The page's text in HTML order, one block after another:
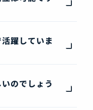
躍していま
のでしょう